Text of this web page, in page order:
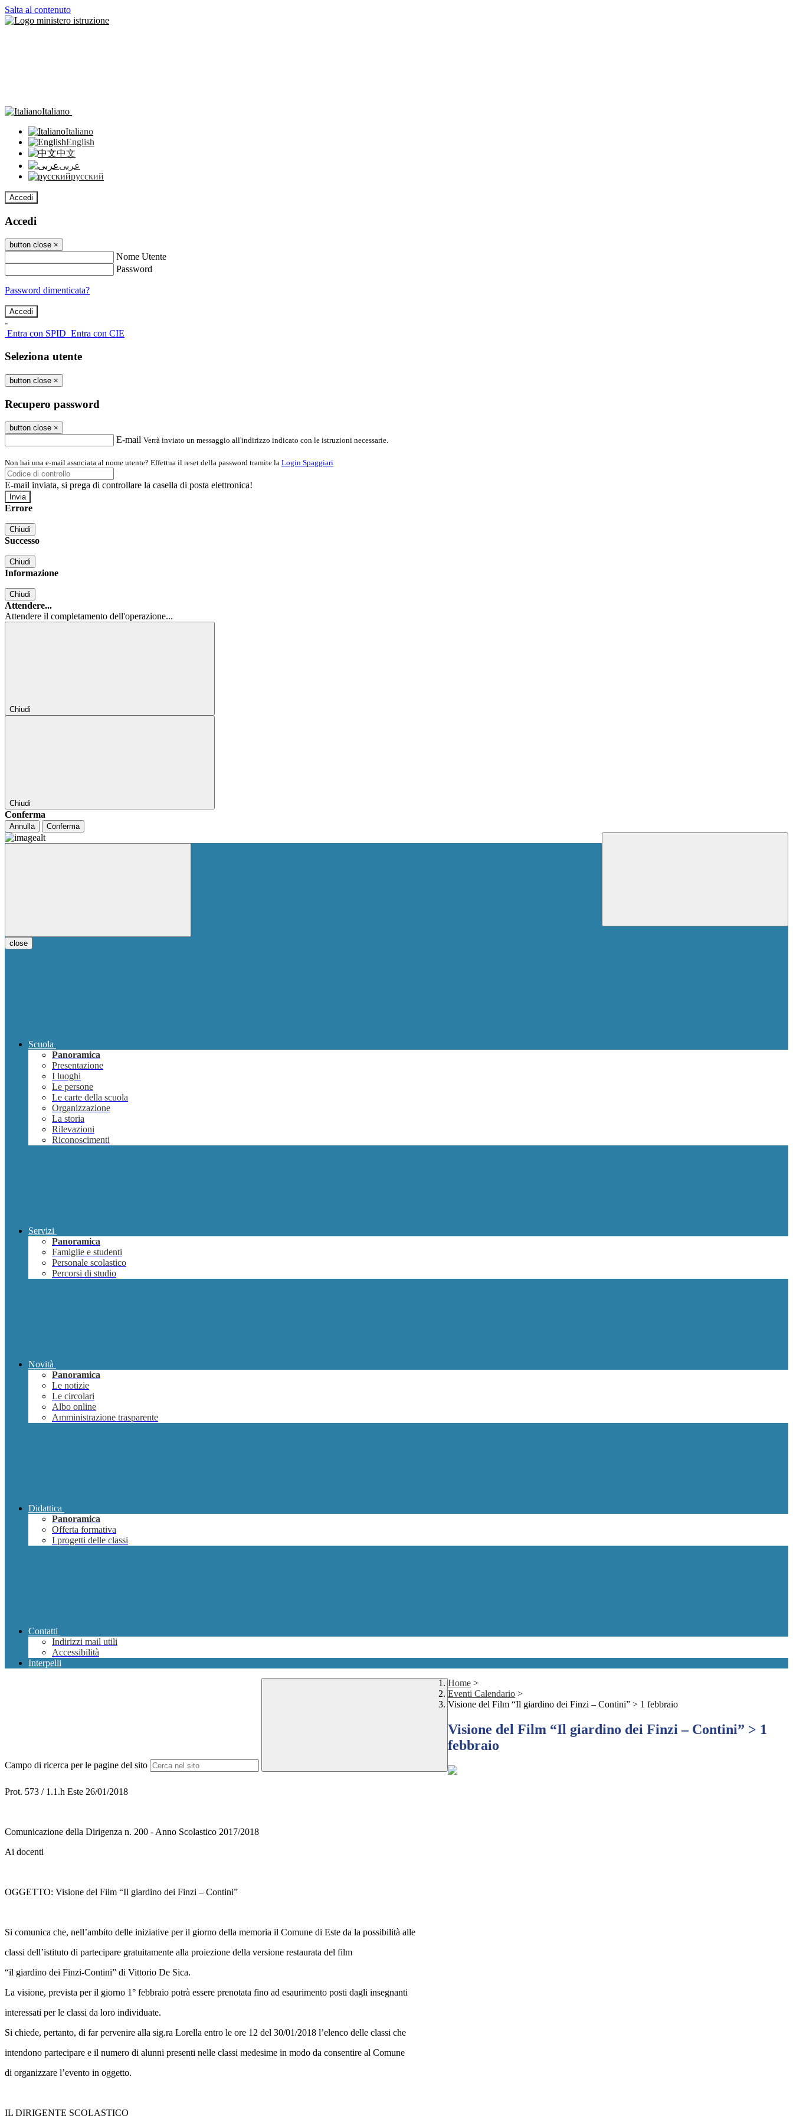
Salta al contenuto
Italiano
Italiano
English
中文
عربى
русский
Accedi
Accedi
button close ×
Nome Utente
Password
Password dimenticata?
-
Entra con SPID Entra con CIE
Seleziona utente
button close ×
Recupero password
button close ×
E-mail Verrà inviato un messaggio all'indirizzo indicato con le istruzioni necessarie.
Non hai una e-mail associata al nome utente? Effettua il reset della password tramite la Login Spaggiari
E-mail inviata, si prega di controllare la casella di posta elettronica!
Errore
Chiudi
Successo
Chiudi
Informazione
Chiudi
Attendere...
Attendere il completamento dell'operazione...
Chiudi
Chiudi
Conferma
Annulla Conferma
close
Scuola
Panoramica
Presentazione
I luoghi
Le persone
Le carte della scuola
Organizzazione
La storia
Rilevazioni
Riconoscimenti
Servizi
Panoramica
Famiglie e studenti
Personale scolastico
Percorsi di studio
Novità
Panoramica
Le notizie
Le circolari
Albo online
Amministrazione trasparente
Didattica
Panoramica
Offerta formativa
I progetti delle classi
Contatti
Indirizzi mail utili
Accessibilità
Interpelli
Campo di ricerca per le pagine del sito
Home >
Eventi Calendario >
Visione del Film “Il giardino dei Finzi – Contini” > 1 febbraio
Visione del Film “Il giardino dei Finzi – Contini” > 1
febbraio
Prot. 573 / 1.1.h Este 26/01/2018
Comunicazione della Dirigenza n. 200 - Anno Scolastico 2017/2018
Ai docenti
OGGETTO: Visione del Film “Il giardino dei Finzi – Contini”
Si comunica che, nell’ambito delle iniziative per il giorno della memoria il Comune di Este da la possibilità alle
classi dell’istituto di partecipare gratuitamente alla proiezione della versione restaurata del film
“il giardino dei Finzi-Contini” di Vittorio De Sica.
La visione, prevista per il giorno 1° febbraio potrà essere prenotata fino ad esaurimento posti dagli insegnanti
interessati per le classi da loro individuate.
Si chiede, pertanto, di far pervenire alla sig.ra Lorella entro le ore 12 del 30/01/2018 l’elenco delle classi che
intendono partecipare e il numero di alunni presenti nelle classi medesime in modo da consentire al Comune
di organizzare l’evento in oggetto.
IL DIRIGENTE SCOLASTICO